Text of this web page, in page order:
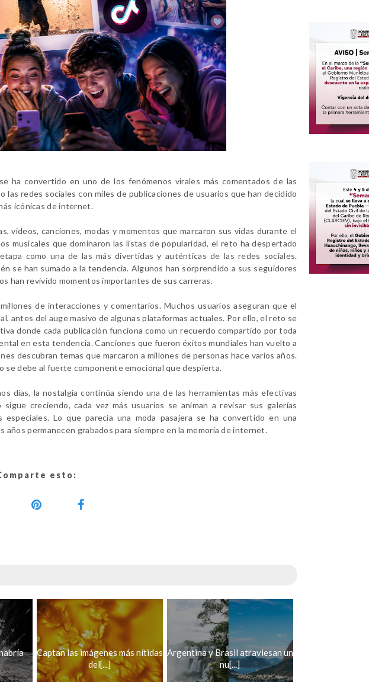
ha convertido en uno de los fenómenos virales más comentados de las
las redes sociales con miles de publicaciones de usuarios que han decidido
icónicas de internet.
videos, canciones, modas y momentos que marcaron sus vidas durante el
musicales que dominaron las listas de popularidad, el reto ha despertado
como una de las más divertidas y auténticas de las redes sociales.
se han sumado a la tendencia. Algunos han sorprendido a sus seguidores
han revivido momentos importantes de sus carreras.
de interacciones y comentarios. Muchos usuarios aseguran que el
antes del auge masivo de algunas plataformas actuales. Por ello, el reto se
donde cada publicación funciona como un recuerdo compartido por toda
en esta tendencia. Canciones que fueron éxitos mundiales han vuelto a
descubran temas que marcaron a millones de personas hace varios años.
debe al fuerte componente emocional que despierta.
días, la nostalgia continúa siendo una de las herramientas más efectivas
creciendo, cada vez más usuarios se animan a revisar sus galerías
Lo que parecía una moda pasajera se ha convertido en una
permanecen grabados para siempre en la memoria de internet.
esto:
Captan las imágenes más nítidas
del[...]
Argentina y Brasil atraviesan un
nu[...]
.